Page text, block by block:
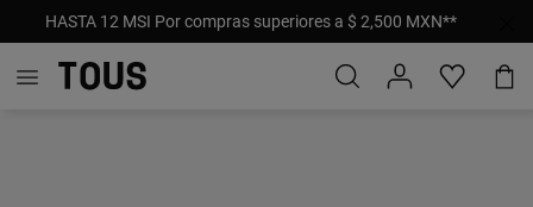
HASTA 12 MSI Por compras superiores a $ 2,500 MXN**